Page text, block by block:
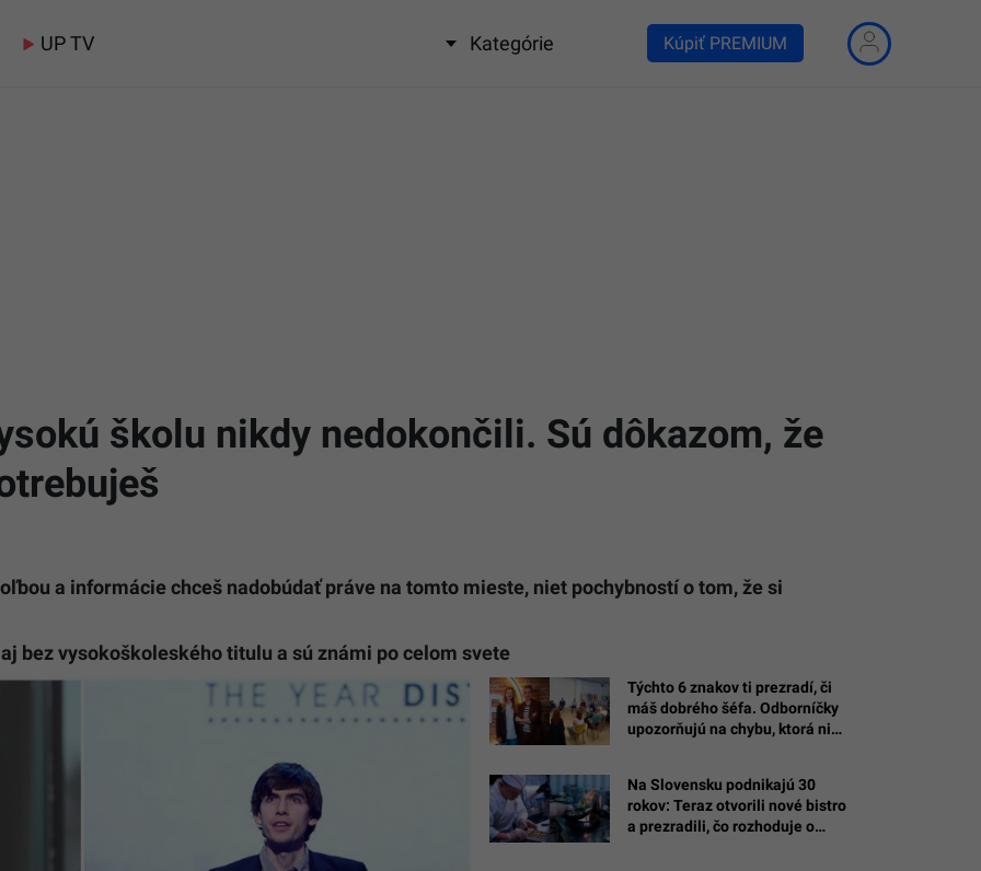
UP TV Kategórie Kúpiť PREMIUM
školu nikdy nedokončili. Sú dôkazom, že
a informácie chceš nadobúdať práve na tomto mieste, niet pochybností o tom, že si
bez vysokoškoleského titulu a sú známi po celom svete
Týchto 6 znakov ti prezradí, či
máš dobrého šéfa. Odborníčky
upozorňujú na chybu, ktorá ničí
Na Slovensku podnikajú 30
rokov: Teraz otvorili nové bistro
a prezradili, čo rozhoduje o